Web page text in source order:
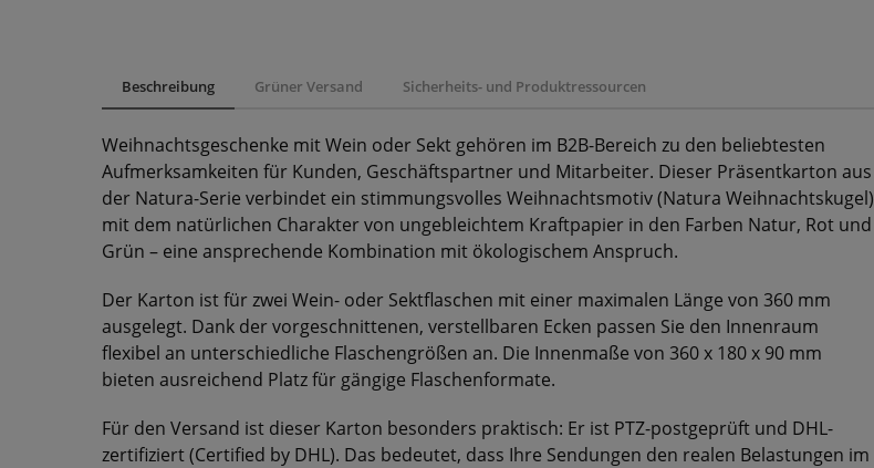
Beschreibung Grüner Versand Sicherheits- und Produktressourcen
Weihnachtsgeschenke mit Wein oder Sekt gehören im B2B-Bereich zu den beliebtesten
Aufmerksamkeiten für Kunden, Geschäftspartner und Mitarbeiter. Dieser Präsentkarton aus
der Natura-Serie verbindet ein stimmungsvolles Weihnachtsmotiv (Natura Weihnachtskugel)
mit dem natürlichen Charakter von ungebleichtem Kraftpapier in den Farben Natur, Rot und
Grün – eine ansprechende Kombination mit ökologischem Anspruch.
Der Karton ist für zwei Wein- oder Sektflaschen mit einer maximalen Länge von 360 mm
ausgelegt. Dank der vorgeschnittenen, verstellbaren Ecken passen Sie den Innenraum
flexibel an unterschiedliche Flaschengrößen an. Die Innenmaße von 360 x 180 x 90 mm
bieten ausreichend Platz für gängige Flaschenformate.
Für den Versand ist dieser Karton besonders praktisch: Er ist PTZ-postgeprüft und DHL-
zertifiziert (Certified by DHL). Das bedeutet, dass Ihre Sendungen den realen Belastungen im